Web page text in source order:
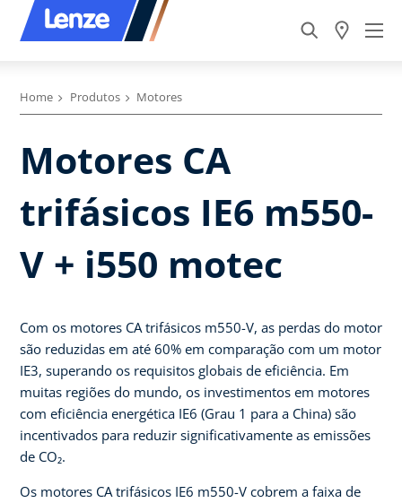
Home Produtos Motores
Motores CA
trifásicos IE6 m550-
V + i550 motec
Com os motores CA trifásicos m550-V, as perdas do motor
são reduzidas em até 60% em comparação com um motor
IE3, superando os requisitos globais de eficiência. Em
muitas regiões do mundo, os investimentos em motores
com eficiência energética IE6 (Grau 1 para a China) são
incentivados para reduzir significativamente as emissões
de CO₂.
Os motores CA trifásicos IE6 m550-V cobrem a faixa de